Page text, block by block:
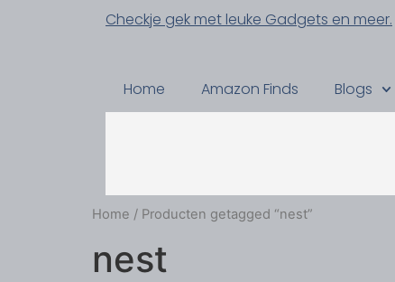
Checkje gek met leuke Gadgets en meer.
Home Amazon Finds Blogs
Home / Producten getagged “nest”
nest